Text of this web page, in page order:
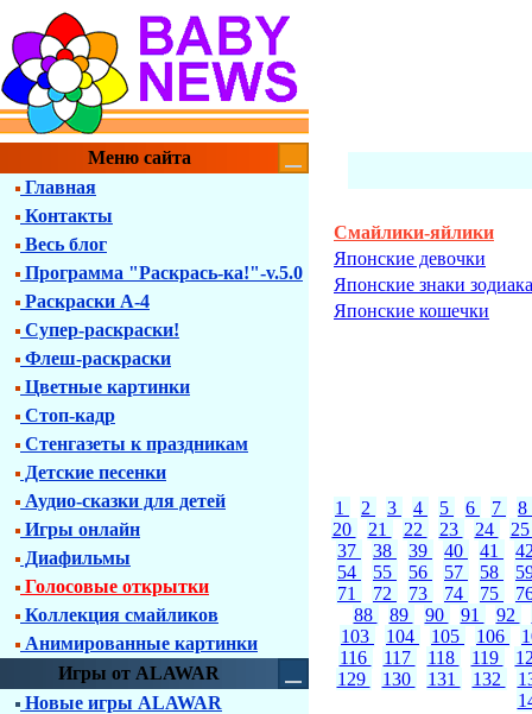
Меню сайта
Главная
Контакты
Весь блог
Программа "Раскрась-ка!"-v.5.0
Раскраски А-4
Супер-раскраски!
Флеш-раскраски
Цветные картинки
Стоп-кадр
Стенгазеты к праздникам
Детские песенки
Аудио-сказки для детей
Игры онлайн
Диафильмы
Голосовые открытки
Коллекция смайликов
Анимированные картинки
Игры от ALAWAR
Новые игры ALAWAR
Смайлики-яйлики
Японские девочки
Японские знаки зодиака
Японские кошечки
1 2 3 4 5 6 7
8
20
21 22 23 24
37
38 39 40 41
54
55 56 57 58
71
72 73 74 75
88
89 90 91 92
103
104 105 106
116
117 118 119
129
130 131 132